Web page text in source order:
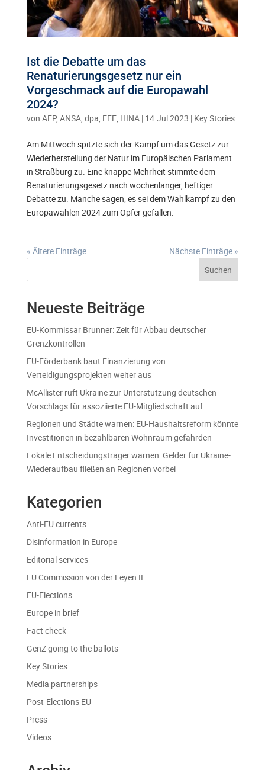
Ist die Debatte um das
Renaturierungsgesetz nur ein
Vorgeschmack auf die Europawahl
2024?
von AFP, ANSA, dpa, EFE, HINA| 14.Jul 2023 | Key Stories
Am Mittwoch spitzte sich der Kampf um das Gesetz zur
Wiederherstellung der Natur im Europäischen Parlament
in Straßburg zu. Eine knappe Mehrheit stimmte dem
Renaturierungsgesetz nach wochenlanger, heftiger
Debatte zu. Manche sagen, es sei dem Wahlkampf zu den
Europawahlen 2024 zum Opfer gefallen.
« Ältere Einträge
Nächste Einträge »
Suchen
Neueste Beiträge
EU-Kommissar Brunner: Zeit für Abbau deutscher
Grenzkontrollen
EU-Förderbank baut Finanzierung von
Verteidigungsprojekten weiter aus
McAllister ruft Ukraine zur Unterstützung deutschen
Vorschlags für assoziierte EU-Mitgliedschaft auf
Regionen und Städte warnen: EU-Haushaltsreform könnte
Investitionen in bezahlbaren Wohnraum gefährden
Lokale Entscheidungsträger warnen: Gelder für Ukraine-
Wiederaufbau fließen an Regionen vorbei
Kategorien
Anti-EU currents
Disinformation in Europe
Editorial services
EU Commission von der Leyen II
EU-Elections
Europe in brief
Fact check
GenZ going to the ballots
Key Stories
Media partnerships
Post-Elections EU
Press
Videos